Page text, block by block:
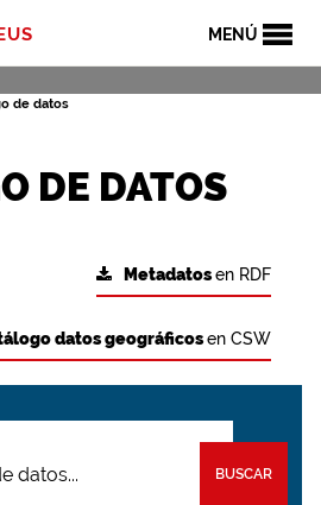
MENÚ
de datos
DE DATOS
Metadatosen RDF
datos geográficosen CSW
BUSCAR